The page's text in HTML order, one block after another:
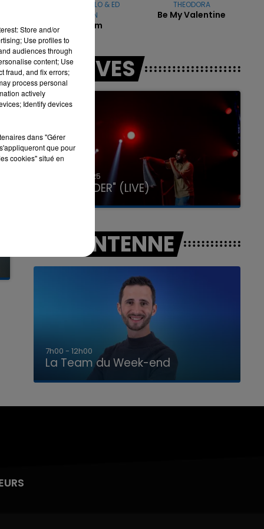
LA TEAM DU WEEK-END
CAMILA CABELLO & ED
SHEERAN
Bam Bam
THEODORA
Be My Valentine
LES LIVES
31 janvier 2025
GIMS "SPIDER" (LIVE)
A L'ANTENNE
16h00 - 20h00
La Team du Week-end
Store and/or
Use profiles to
audiences through
content; Use
fraud, and fix errors;
process personal
actively
Identify devices
dans "Gérer
que pour
cookies" situé en